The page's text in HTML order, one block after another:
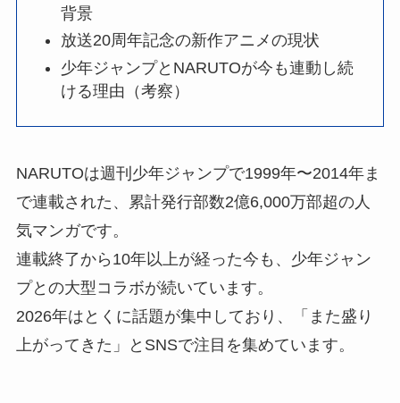
背景
放送20周年記念の新作アニメの現状
少年ジャンプとNARUTOが今も連動し続
ける理由（考察）
NARUTOは週刊少年ジャンプで1999年〜2014年ま
で連載された、累計発行部数2億6,000万部超の人
気マンガです。
連載終了から10年以上が経った今も、少年ジャン
プとの大型コラボが続いています。
2026年はとくに話題が集中しており、「また盛り
上がってきた」とSNSで注目を集めています。